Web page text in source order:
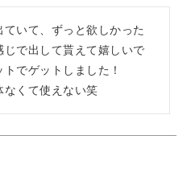
いて、ずっと欲しかった
で出して貰えて嬉しいで
でゲットしました！
なくて使えない笑